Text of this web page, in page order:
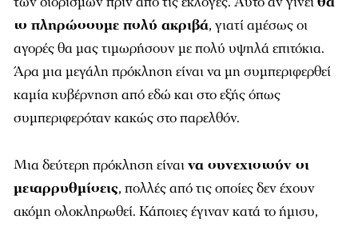
αγορές θα μας τιμωρήσουν με πολύ υψηλά επιτόκια.
Άρα μια μεγάλη πρόκληση είναι να μη συμπεριφερθεί
καμία κυβέρνηση από εδώ και στο εξής όπως
συμπεριφερόταν κακώς στο παρελθόν.
Μια δεύτερη πρόκληση είναινα συνεχιστούν οι
ακόμη ολοκληρωθεί. Κάποιες έγιναν κατά το ήμισυ,
υπάρχει ακόμα πολύς δρόμος, για παράδειγμα στη
δικαιοσύνη ή με το κτηματολόγιο. Υπάρχουν ακόμη